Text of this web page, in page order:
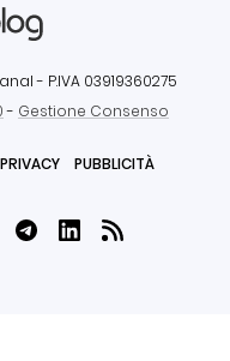
- P.IVA 03919360275
- Gestione Consenso
PRIVACY PUBBLICITÀ